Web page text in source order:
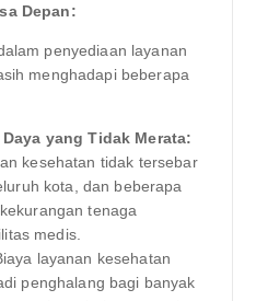
Depan:
penyediaan layanan
menghadapi beberapa
yang Tidak Merata:
kesehatan tidak tersebar
kota, dan beberapa
tenaga
medis.
layanan kesehatan
penghalang bagi banyak